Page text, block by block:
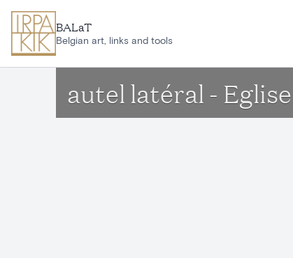
BALaT
Belgian art, links and tools
autel latéral -